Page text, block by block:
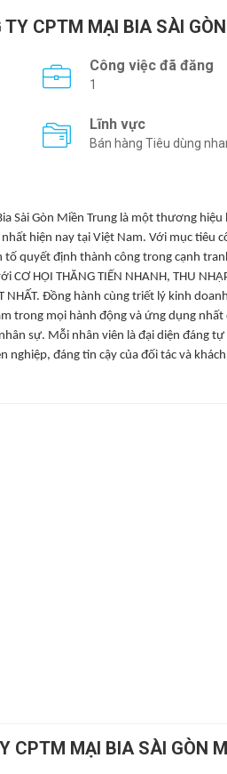
CPTM MẠI BIA SÀI
Công việc đã đăng
1
Lĩnh vực
Bán hàng Tiêu dùng
Sài Gòn Miền Trung là một thương hiệu
hiện nay tại Việt Nam. Với mục tiêu
tố quyết định thành công trong cạnh
HỘI THĂNG TIẾN NHANH, THU
NHẤT. Đồng hành cùng triết lý kinh
trong mọi hành động và ứng dụng
sự. Mỗi nhân viên là đại diện đáng
nghiệp, đáng tin cậy của đối tác và
CPTM MẠI BIA SÀI GÒN